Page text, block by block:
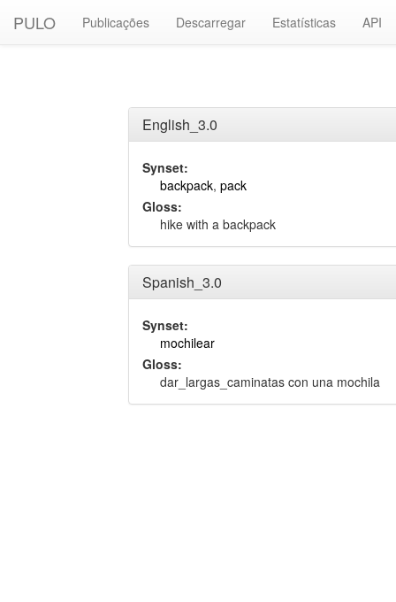
PULO Publicações Descarregar Estatísticas API
English_3.0
Synset:
backpack, pack
Gloss:
hike with a backpack
Spanish_3.0
Synset:
mochilear
Gloss:
dar_largas_caminatas con una mochila